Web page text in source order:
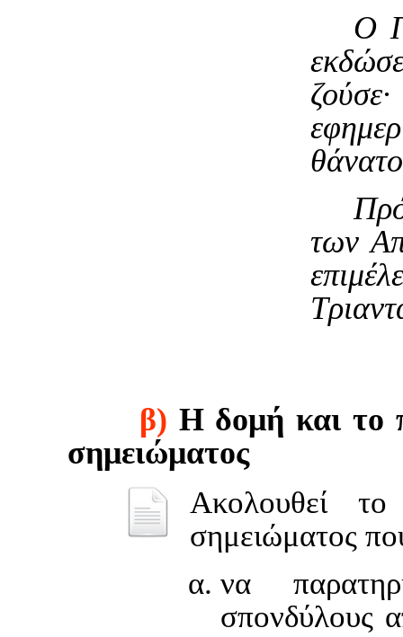
Ο
των
β) Η δομή και το
σημειώματος
Ακολουθεί το
σημειώματος
να
σπονδύλους